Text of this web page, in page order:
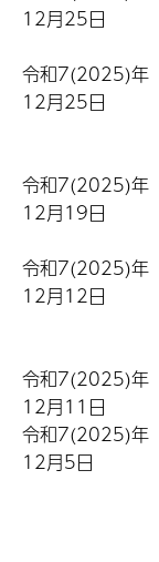
12月25日
令和7(2025)年
12月25日
令和7(2025)年
12月19日
令和7(2025)年
12月12日
令和7(2025)年
12月11日
令和7(2025)年
12月5日